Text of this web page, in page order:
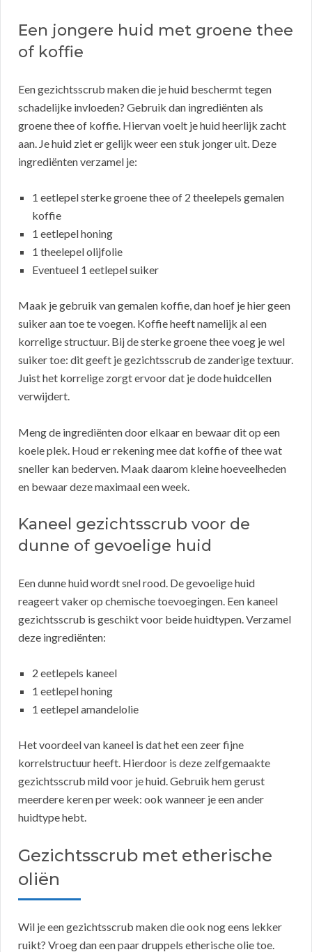
Een jongere huid met groene thee
of koffie
Een gezichtsscrub maken die je huid beschermt tegen
schadelijke invloeden? Gebruik dan ingrediënten als
groene thee of koffie. Hiervan voelt je huid heerlijk zacht
aan. Je huid ziet er gelijk weer een stuk jonger uit. Deze
ingrediënten verzamel je:
1 eetlepel sterke groene thee of 2 theelepels gemalen
koffie
1 eetlepel honing
1 theelepel olijfolie
Eventueel 1 eetlepel suiker
Maak je gebruik van gemalen koffie, dan hoef je hier geen
suiker aan toe te voegen. Koffie heeft namelijk al een
korrelige structuur. Bij de sterke groene thee voeg je wel
suiker toe: dit geeft je gezichtsscrub de zanderige textuur.
Juist het korrelige zorgt ervoor dat je dode huidcellen
verwijdert.
Meng de ingrediënten door elkaar en bewaar dit op een
koele plek. Houd er rekening mee dat koffie of thee wat
sneller kan bederven. Maak daarom kleine hoeveelheden
en bewaar deze maximaal een week.
Kaneel gezichtsscrub voor de
dunne of gevoelige huid
Een dunne huid wordt snel rood. De gevoelige huid
reageert vaker op chemische toevoegingen. Een kaneel
gezichtsscrub is geschikt voor beide huidtypen. Verzamel
deze ingrediënten:
2 eetlepels kaneel
1 eetlepel honing
1 eetlepel amandelolie
Het voordeel van kaneel is dat het een zeer fijne
korrelstructuur heeft. Hierdoor is deze zelfgemaakte
gezichtsscrub mild voor je huid. Gebruik hem gerust
meerdere keren per week: ook wanneer je een ander
huidtype hebt.
Gezichtsscrub met etherische
oliën
Wil je een gezichtsscrub maken die ook nog eens lekker
ruikt? Vroeg dan een paar druppels etherische olie toe.